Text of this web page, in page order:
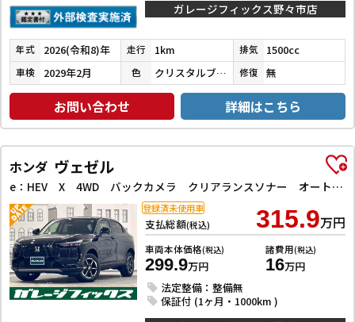
ガレージフィックス野々市店
年式 2026(令和8)年 走行 1km 排気 1500cc
車検 2029年2月 色 クリスタルブラックパール 修復 無
お問い合わせ 詳細はこちら
ホンダ ヴェゼル
e：HEV X 4WD バックカメラ クリアランスソナー オートクルーズコントロール レーンアシスト 衝突被害軽減システム オートライト LEDヘッドランプ アルミホイール スマートキー アイドリングストップ
支払総額(税込) 315.9万円
車両本体価格(税込)
299.9万円
諸費用(税込)
16万円
法定整備：整備無
保証付 (1ヶ月・1000km )
登録済未使用車